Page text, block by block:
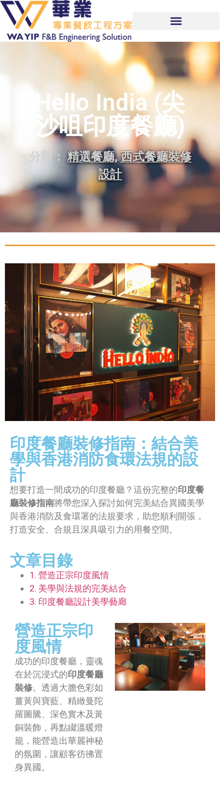
Hello India (尖
沙咀印度餐廳)
分類： 精選餐廳,西式餐廳裝修
設計
印度餐廳裝修指南：結合美
學與香港消防食環法規的設
計
想要打造一間成功的印度餐廳？這份完整的印度餐
廳裝修指南將帶您深入探討如何完美結合異國美學
與香港消防及食環署的法規要求，助您順利開張，
打造安全、合規且深具吸引力的用餐空間。
文章目錄
1. 營造正宗印度風情
2. 美學與法規的完美結合
3. 印度餐廳設計美學藝廊
營造正宗印
度風情
成功的印度餐廳，靈魂
在於沉浸式的印度餐廳
裝修。透過大膽色彩如
薑黃與寶藍、精緻曼陀
羅圖騰、深色實木及黃
銅裝飾，再點綴溫暖燈
籠，能營造出華麗神秘
的氛圍，讓顧客彷彿置
身異國。